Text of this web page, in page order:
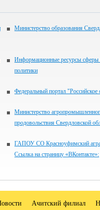
Министерство образования
Информационные ресурсы
политики
Федеральный портал "Российское
Министерство
продовольствия Свердловской
ГАПОУ СО Красноуфимский
Ссылка на страницу «ВКонтакте»:
Ачитский филиал